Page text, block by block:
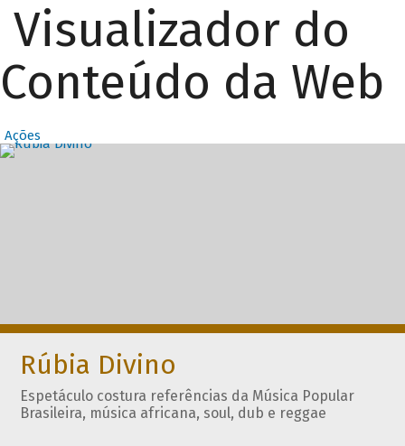
Visualizador do
Conteúdo da Web
Ações
Destaques
Rúbia Divino
Espetáculo costura referências da Música Popular
Brasileira, música africana, soul, dub e reggae